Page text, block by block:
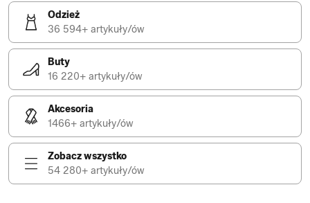
Odzież
36 594+ artykuły/ów
Buty
16 220+ artykuły/ów
Akcesoria
1466+ artykuły/ów
Zobacz wszystko
54 280+ artykuły/ów